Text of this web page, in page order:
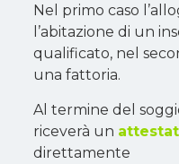
Nel primo caso
l’abitazione di un
qualificato, nel
una fattoria.
Al termine del
riceverà un
direttamente